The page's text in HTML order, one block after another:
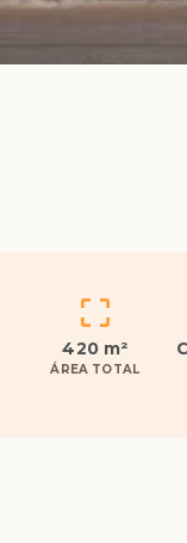
420 m²
ÁREA TOTAL